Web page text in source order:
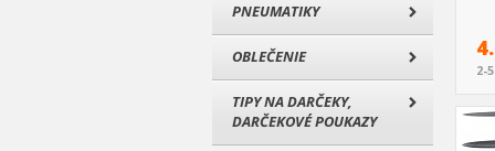
PNEUMATIKY
OBLEČENIE
TIPY NA DARČEKY,
DARČEKOVÉ POUKAZY
2-